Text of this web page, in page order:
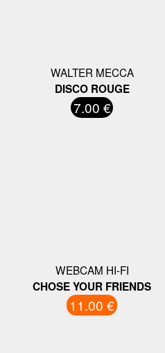
WALTER MECCA
DISCO ROUGE
7.00 €
WEBCAM HI-FI
CHOSE YOUR FRIENDS
11.00 €